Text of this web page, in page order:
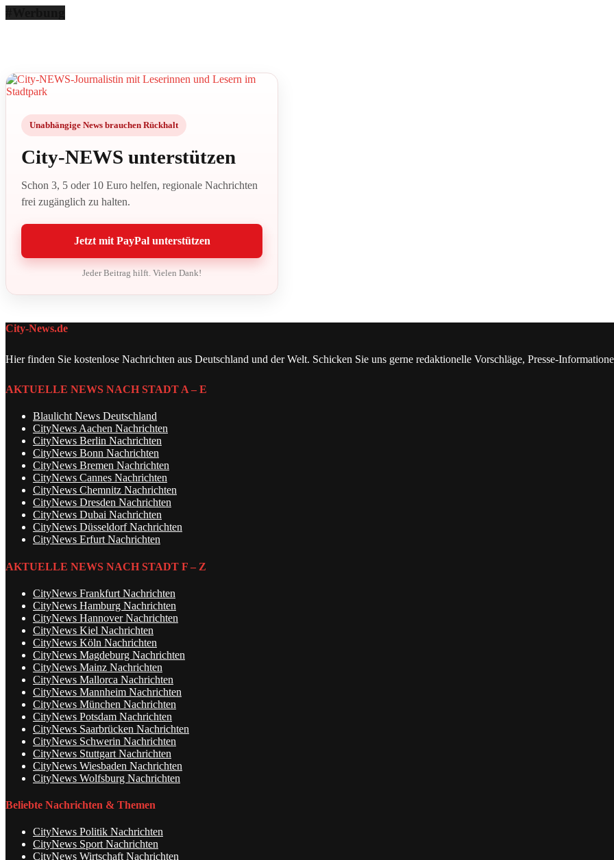
Unabhängige News brauchen Rückhalt
City-NEWS unterstützen
Schon 3, 5 oder 10 Euro helfen, regionale Nachrichten
frei zugänglich zu halten.
Jetzt mit PayPal unterstützen
Jeder Beitrag hilft. Vielen Dank!
City-News.de
Hier finden Sie kostenlose Nachrichten aus Deutschland und der Welt. Schicken Sie uns gerne redaktionelle Vorschläge, Presse-
AKTUELLE NEWS NACH STADT A – E
Blaulicht News Deutschland
CityNews Aachen Nachrichten
CityNews Berlin Nachrichten
CityNews Bonn Nachrichten
CityNews Bremen Nachrichten
CityNews Cannes Nachrichten
CityNews Chemnitz Nachrichten
CityNews Dresden Nachrichten
CityNews Dubai Nachrichten
CityNews Düsseldorf Nachrichten
CityNews Erfurt Nachrichten
AKTUELLE NEWS NACH STADT F – Z
CityNews Frankfurt Nachrichten
CityNews Hamburg Nachrichten
CityNews Hannover Nachrichten
CityNews Kiel Nachrichten
CityNews Köln Nachrichten
CityNews Magdeburg Nachrichten
CityNews Mainz Nachrichten
CityNews Mallorca Nachrichten
CityNews Mannheim Nachrichten
CityNews München Nachrichten
CityNews Potsdam Nachrichten
CityNews Saarbrücken Nachrichten
CityNews Schwerin Nachrichten
CityNews Stuttgart Nachrichten
CityNews Wiesbaden Nachrichten
CityNews Wolfsburg Nachrichten
Beliebte Nachrichten & Themen
CityNews Politik Nachrichten
CityNews Sport Nachrichten
CityNews Wirtschaft Nachrichten